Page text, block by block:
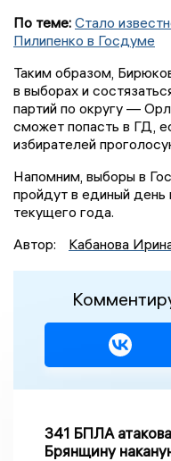
По теме: Стало
Пилипенко в Госдуме
Таким образом,
в выборах и
партий по округу —
сможет попасть в ГД,
избирателей
Напомним, выборы в
пройдут в единый день
текущего года.
Автор:
Кабанова
341 БПЛА
Брянщину